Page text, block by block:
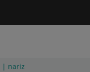
| nariz